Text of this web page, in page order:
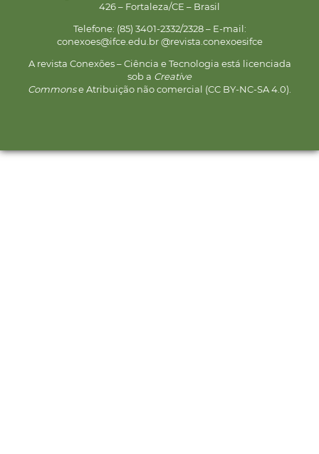
426 – Fortaleza/CE – Brasil
Telefone: (85) 3401-2332/2328 – E-mail:
conexoes@ifce.edu.br @revista.conexoesifce
A revista Conexões – Ciência e Tecnologia está licenciada
sob a Creative
Commonse Atribuição não comercial (CC BY-NC-SA 4.0).